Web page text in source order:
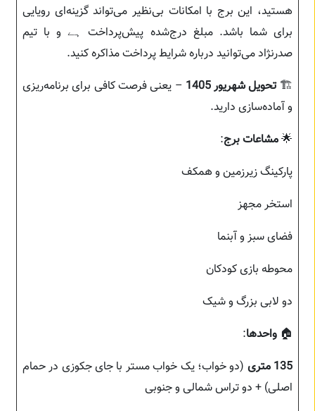
هستید، این برج با امکانات بی‌نظیر می‌تواند گزینه‌ای رویایی
برای شما باشد. مبلغ درج‌شده پیش‌پرداخت ہے و با تیم
صدرنژاد می‌توانید درباره شرایط پرداخت مذاکره کنید.
🏗️تحویل شهریور 1405
– یعنی فرصت کافی برای برنامه‌ریزی
و آماده‌سازی دارید.
🌟مشاعات برج:
پارکینگ زیرزمین و همکف
استخر مجهز
فضای سبز و آبنما
محوطه بازی کودکان
دو لابی بزرگ و شیک
🏠 واحدها:
135 متری
(دو خواب؛ یک خواب مستر با جای جکوزی در حمام
اصلی) + دو تراس شمالی و جنوبی